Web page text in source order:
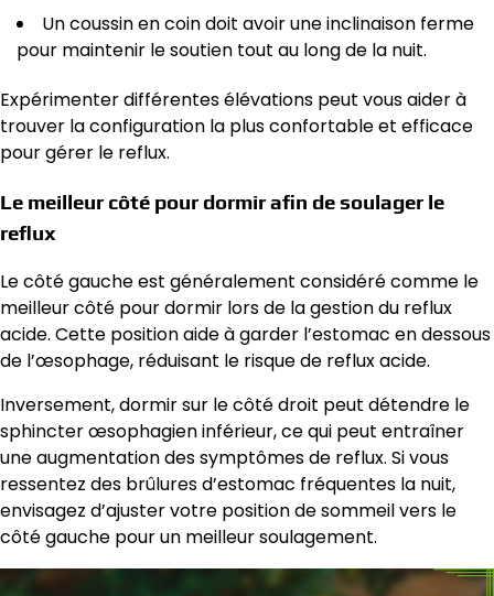
Un coussin en coin doit avoir une inclinaison ferme
pour maintenir le soutien tout au long de la nuit.
Expérimenter différentes élévations peut vous aider à
trouver la configuration la plus confortable et efficace
pour gérer le reflux.
Le meilleur côté pour dormir afin de soulager le
reflux
Le côté gauche est généralement considéré comme le
meilleur côté pour dormir lors de la gestion du reflux
acide. Cette position aide à garder l’estomac en dessous
de l’œsophage, réduisant le risque de reflux acide.
Inversement, dormir sur le côté droit peut détendre le
sphincter œsophagien inférieur, ce qui peut entraîner
une augmentation des symptômes de reflux. Si vous
ressentez des brûlures d’estomac fréquentes la nuit,
envisagez d’ajuster votre position de sommeil vers le
côté gauche pour un meilleur soulagement.